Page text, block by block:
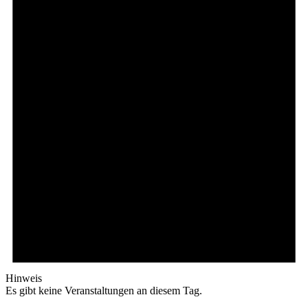
Hinweis
Es gibt keine Veranstaltungen an diesem Tag.